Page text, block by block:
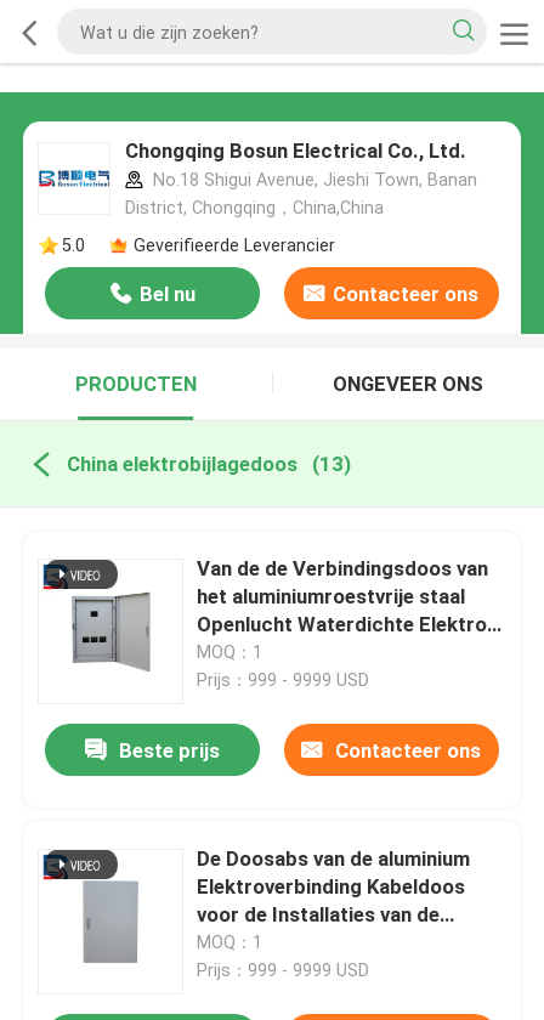
Chongqing Bosun Electrical Co., Ltd.
No.18 Shigui Avenue, Jieshi Town, Banan
District, Chongqing，China,China
5.0
Geverifieerde Leverancier
Bel nu Contacteer ons
PRODUCTEN ONGEVEER ONS
China elektrobijlagedoos (13)
Van de de Verbindingsdoos van
het aluminiumroestvrije staal
Openlucht Waterdichte Elektro
het Poederdeklaag
MOQ：1
Prijs：999 - 9999 USD
Beste prijs Contacteer ons
De Doosabs van de aluminium
Elektroverbinding Kabeldoos
voor de Installaties van de
Machtsgeneratie
MOQ：1
Prijs：999 - 9999 USD